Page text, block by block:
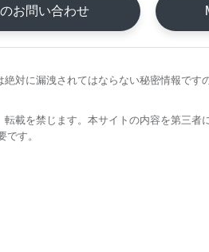
お問い合わせ
対に漏洩されてはならない秘密情報で
載を禁じます。本サイトの内容を第三
す。